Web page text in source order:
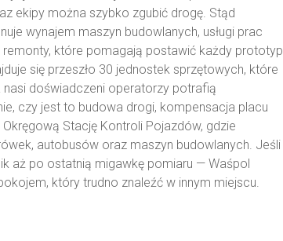
ekipy można szybko zgubić drogę. Stąd
wynajem maszyn budowlanych, usługi prac
które pomagają postawić każdy prototyp
się przeszło 30 jednostek sprzętowych, które
doświadczeni operatorzy potrafią
czy jest to budowa drogi, kompensacja placu
Stację Kontroli Pojazdów, gdzie
autobusów oraz maszyn budowlanych. Jeśli
aż po ostatnią migawkę pomiaru — Waśpol
który trudno znaleźć w innym miejscu.